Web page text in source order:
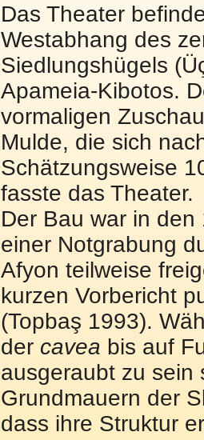
Das Theater
Westabhang des
Siedlungshügels
Apameia-Kibotos.
vormaligen
Mulde, die sich
Schätzungsweise
fasste das Theater.
Der Bau war in
einer Notgrabung
Afyon teilweise
kurzen Vorbericht
(Topbaş 1993).
der cavea bis auf
ausgeraubt zu sein
Grundmauern der
dass ihre Struktur